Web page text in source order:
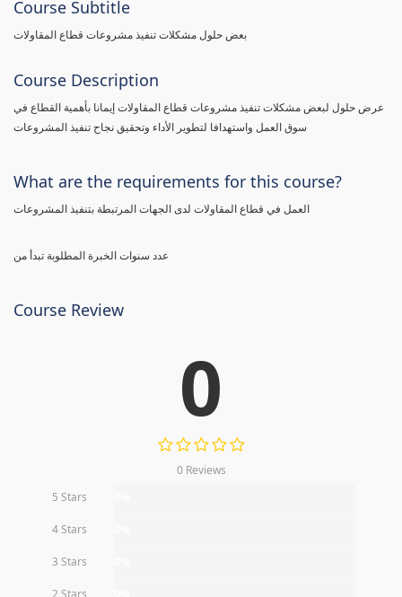
Course Subtitle
بعض حلول مشكلات تنفيذ مشروعات قطاع المقاولات
Course Description
عرض حلول لبعض مشكلات تنفيذ مشروعات قطاع المقاولات إيمانا بأهمية القطاع في
سوق العمل واستهدافا لتطوير الأداء وتحقيق نجاح تنفيذ المشروعات
What are the requirements for this course?
عدد سنوات الخبرة المطلوبة تبدأ من
Course Review
0
0 Reviews
5 Stars
4 Stars
3 Stars
2 Stars